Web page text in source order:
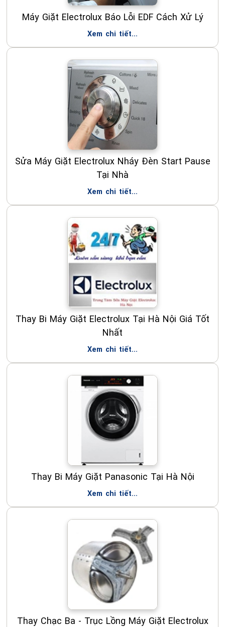
Máy Giặt Electrolux Báo Lỗi EDF Cách Xử Lý
Xem chi tiết...
Sửa Máy Giặt Electrolux Nháy Đèn Start Pause
Tại Nhà
Xem chi tiết...
Thay Bi Máy Giặt Electrolux Tại Hà Nội Giá Tốt
Nhất
Xem chi tiết...
Thay Bi Máy Giặt Panasonic Tại Hà Nội
Xem chi tiết...
Thay Chạc Ba - Trục Lồng Máy Giặt Electrolux